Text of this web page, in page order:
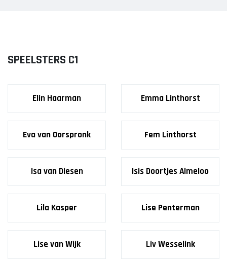
SPEELSTERS C1
Elin Haarman Emma Linthorst
Eva van Oorspronk Fem Linthorst
Isa van Diesen Isis Doortjes Almeloo
Lila Kasper Lise Penterman
Lise van Wijk Liv Wesselink